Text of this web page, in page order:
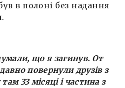
в полоні без надання
що я загинув. От
повернули друзів з
33 місяці і частина з